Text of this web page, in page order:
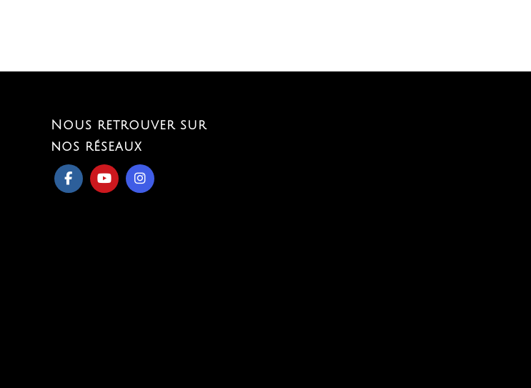
Nous retrouver sur
nos réseaux